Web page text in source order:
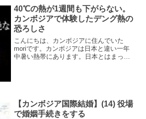
40℃の熱が1週間も下がらない。
カンボジアで体験したデング熱の
恐ろしさ
こんにちは、カンボジアに住んでいた
moriです。カンボジアは日本と違い一年
中暑い熱帯にあります。日本とはまった
【カンボジア国際結婚】(14) 役場
で婚姻手続きをする